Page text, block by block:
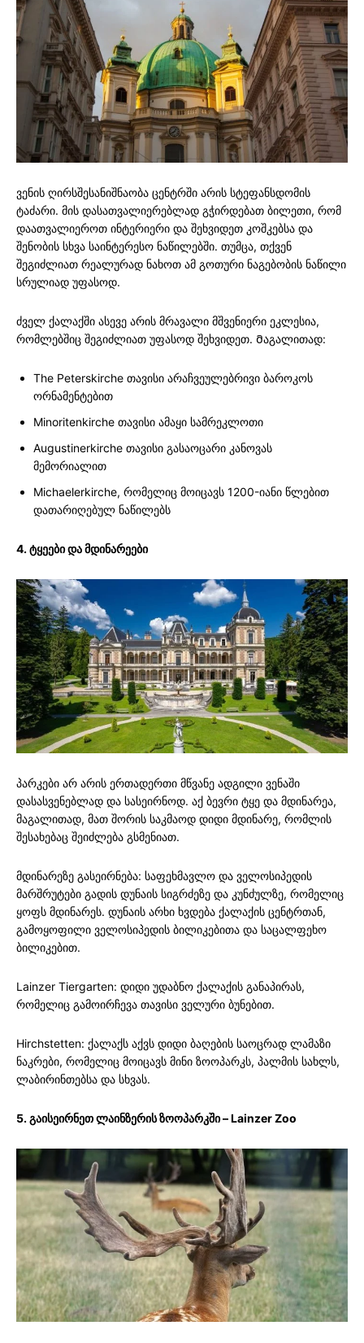
ვენის ღირსშესანიშნაობა ცენტრში არის სტეფანსდომის
ტაძარი. მის დასათვალიერებლად გჭირდებათ ბილეთი, რომ
დაათვალიეროთ ინტერიერი და შეხვიდეთ კოშკებსა და
შენობის სხვა საინტერესო ნაწილებში. თუმცა, თქვენ
შეგიძლიათ რეალურად ნახოთ ამ გოთური ნაგებობის ნაწილი
სრულიად უფასოდ.
ძველ ქალაქში ასევე არის მრავალი მშვენიერი ეკლესია,
რომლებშიც შეგიძლიათ უფასოდ შეხვიდეთ. Მაგალითად:
The Peterskirche თავისი არაჩვეულებრივი ბაროკოს
ორნამენტებით
Minoritenkirche თავისი ამაყი სამრეკლოთი
Augustinerkirche თავისი გასაოცარი კანოვას
მემორიალით
Michaelerkirche, რომელიც მოიცავს 1200-იანი წლებით
დათარიღებულ ნაწილებს
4. ტყეები და მდინარეები
პარკები არ არის ერთადერთი მწვანე ადგილი ვენაში
დასასვენებლად და სასეირნოდ. აქ ბევრი ტყე და მდინარეა,
მაგალითად, მათ შორის საკმაოდ დიდი მდინარე, რომლის
შესახებაც შეიძლება გსმენიათ.
მდინარეზე გასეირნება: საფეხმავლო და ველოსიპედის
მარშრუტები გადის დუნაის სიგრძეზე და კუნძულზე, რომელიც
ყოფს მდინარეს. დუნაის არხი ხვდება ქალაქის ცენტრთან,
გამოყოფილი ველოსიპედის ბილიკებითა და საცალფეხო
ბილიკებით.
Lainzer Tiergarten: დიდი უდაბნო ქალაქის განაპირას,
რომელიც გამოირჩევა თავისი ველური ბუნებით.
Hirchstetten: ქალაქს აქვს დიდი ბაღების საოცრად ლამაზი
ნაკრები, რომელიც მოიცავს მინი ზოოპარკს, პალმის სახლს,
ლაბირინთებსა და სხვას.
5. გაისეირნეთ ლაინზერის ზოოპარკში – Lainzer Zoo